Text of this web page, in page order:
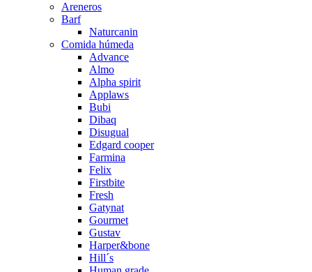
Areneros
Barf
Naturcanin
Comida húmeda
Advance
Almo
Alpha spirit
Applaws
Bubi
Dibaq
Disugual
Edgard cooper
Farmina
Felix
Firstbite
Fresh
Gatynat
Gourmet
Gustav
Harper&bone
Hill´s